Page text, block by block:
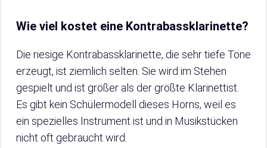
Wie viel kostet eine Kontrabassklarinette?
Die riesige Kontrabassklarinette, die sehr tiefe Töne
erzeugt, ist ziemlich selten. Sie wird im Stehen
gespielt und ist größer als der größte Klarinettist.
Es gibt kein Schülermodell dieses Horns, weil es
ein spezielles Instrument ist und in Musikstücken
nicht oft gebraucht wird.